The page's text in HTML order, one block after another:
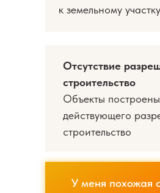
У меня похожая
Отсутствие
строительство
Объекты
действующего
строительство
к земельному участку